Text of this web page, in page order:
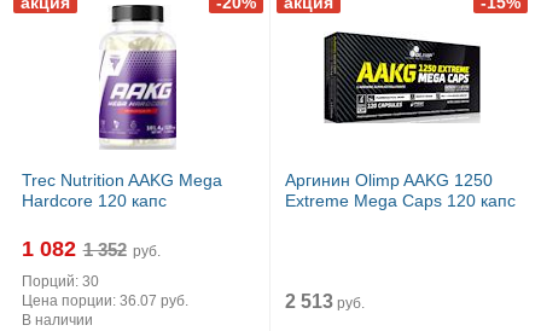
Trec Nutrition AAKG Mega
Hardcore 120 капс
1 082
руб.
Порций: 30
Цена порции: 36.07 руб.
В наличии
Аргинин Olimp AAKG 1250
Extreme Mega Caps 120 капс
2 513 руб.